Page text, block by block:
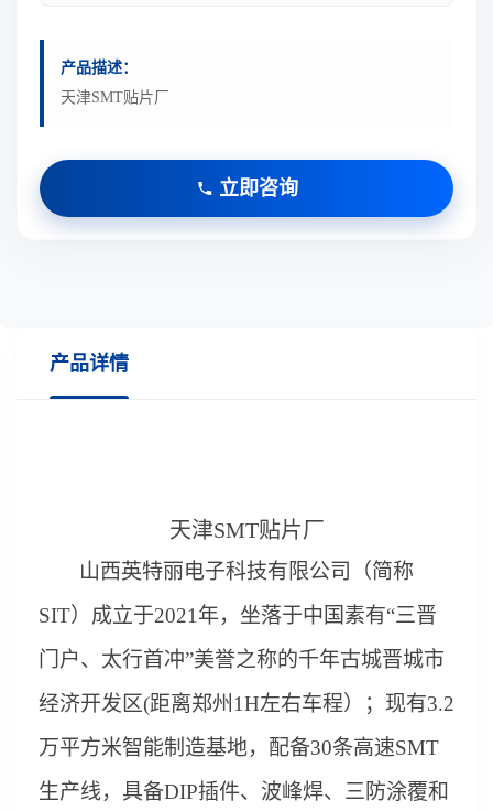
产品描述：
天津SMT贴片厂
立即咨询
产品详情
天津SMT贴片厂
山西英特丽电子科技有限公司（简称
SIT）成立于2021年，坐落于中国素有“三晋
门户、太行首冲”美誉之称的千年古城晋城市
经济开发区(距离郑州1H左右车程） ； 现有3.2
万平方米智能制造基地，配备30条高速SMT
生产线，具备DIP插件、波峰焊、三防涂覆和